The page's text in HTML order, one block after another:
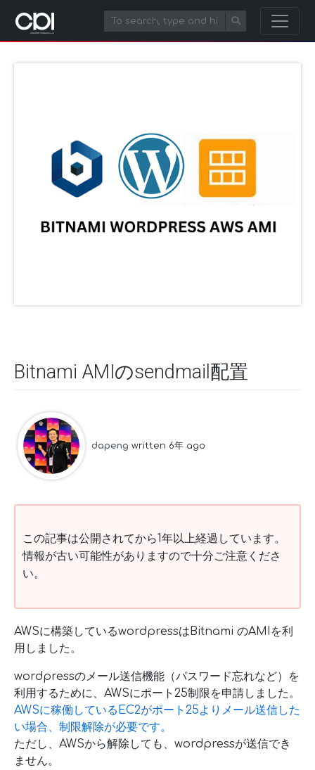
Bitnami AMIのsendmail配置
dapeng written 6年 ago
この記事は公開されてから1年以上経過しています。
情報が古い可能性がありますので十分ご注意くださ
い。
AWSに構築しているwordpressはBitnami のAMIを利
用しました。
wordpressのメール送信機能（パスワード忘れなど）を
利用するために、AWSにポート25制限を申請しました。
AWSに稼働しているEC2がポート25よりメール送信した
い場合、制限解除が必要です。
ただし、AWSから解除しても、wordpressが送信でき
ません。